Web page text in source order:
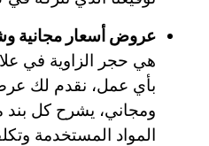
عروض أسعار مجانية
هي حجر الزاوية في
بأي عمل، نقدم لك
ومجاني، يشرح كل بند
المواد المستخدمة